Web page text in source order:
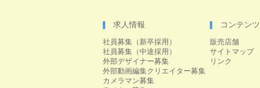
求人情報
社員募集（新卒採用）
社員募集（中途採用）
外部デザイナー募集
外部動画編集クリエイター募集
カメラマン募集
コンテンツ
販売店舗
サイトマップ
リンク